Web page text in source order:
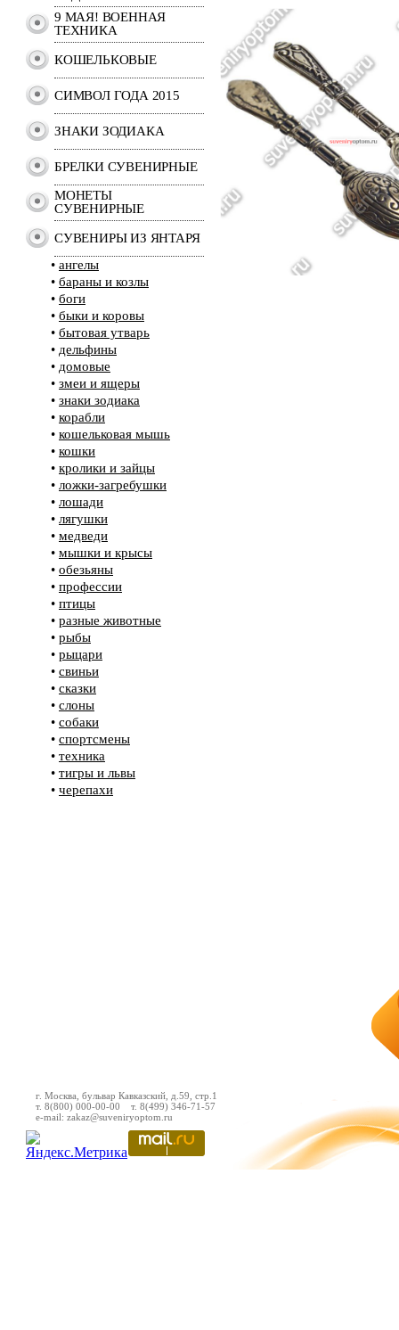
9 МАЯ! ВОЕННАЯ
ТЕХНИКА
КОШЕЛЬКОВЫЕ
СИМВОЛ ГОДА 2015
ЗНАКИ ЗОДИАКА
БРЕЛКИ СУВЕНИРНЫЕ
МОНЕТЫ
СУВЕНИРНЫЕ
СУВЕНИРЫ ИЗ ЯНТАРЯ
• ангелы
• бараны и козлы
• боги
• быки и коровы
• бытовая утварь
• дельфины
• домовые
• змеи и ящеры
• знаки зодиака
• корабли
• кошельковая мышь
• кошки
• кролики и зайцы
• ложки-загребушки
• лошади
• лягушки
• медведи
• мышки и крысы
• обезьяны
• профессии
• птицы
• разные животные
• рыбы
• рыцари
• свиньи
• сказки
• слоны
• собаки
• спортсмены
• техника
• тигры и львы
• черепахи
г. Москва, бульвар Кавказский, д.59, стр.1
т. 8(800) 000-00-00 т. 8(499) 346-71-57
e-mail: zakaz@suveniryoptom.ru